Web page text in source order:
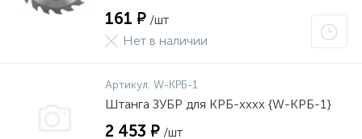
161 ₽ /шт
Нет в наличии
Артикул: W-КРБ-1
Штанга ЗУБР для КРБ-хххх {W-КРБ-1}
2 453 ₽ /шт